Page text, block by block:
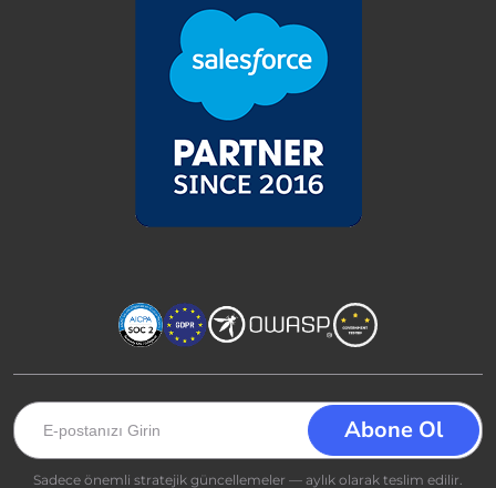
Sadece önemli stratejik güncellemeler — aylık olarak teslim edilir.